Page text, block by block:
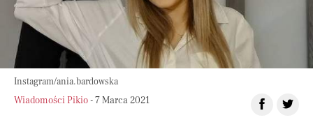
Instagram/ania.bardowska
Wiadomości Pikio- 7 Marca 2021